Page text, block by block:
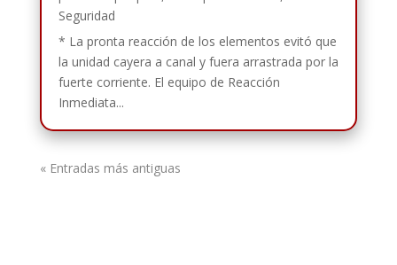
Seguridad
* La pronta reacción de los elementos evitó que
la unidad cayera a canal y fuera arrastrada por la
fuerte corriente. El equipo de Reacción
Inmediata...
« Entradas más antiguas